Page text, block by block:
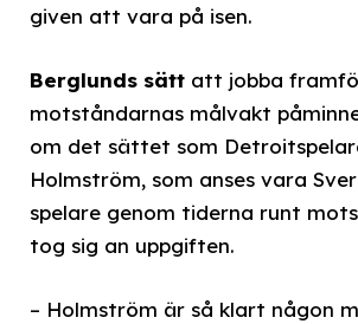
given att vara på isen.
Berglunds sätt att jobba
motståndarnas målvakt
om det sättet som
Holmström, som anses vara
spelare genom tiderna runt
tog sig an uppgiften.
– Holmström är så klart någon